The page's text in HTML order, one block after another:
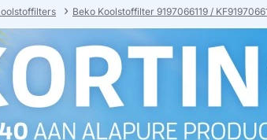
Beko Koolstoffilter 9197066119 /